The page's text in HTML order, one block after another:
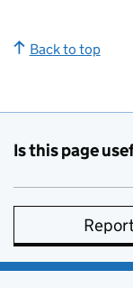
Back to top
Is this page